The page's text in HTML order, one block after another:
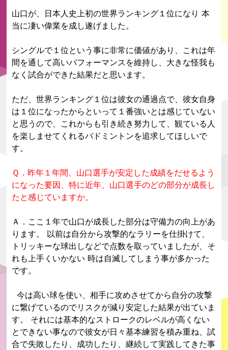
山口が、日本人史上初の世界ランキング１位になり 本
当に凄い偉業を成し遂げました。
シングルで１位という事に非常に価値があり、これは年
間を通して高いパフォーマンスを維持し、大きな怪我も
なく試合ができた結果だと思います。
ただ、世界ランキング１位は彼女の通過点で、彼女自身
は１位になったからといって１番強いとは感じていない
と思うので、これからも引き続き努力して、観ている人
を楽しませてくれるバドミントンを追求してほしいで
す。
Ｑ．昨年１年間、山口選手が安定した成績をだせるよう
になった要因、特に近年、山口選手のどの部分が成長し
たと感じていますか。
Ａ．ここ１年で山口が成長した部分は守備力の向上があ
ります。 以前は自分から攻撃的なラリーを仕掛けて、
トリッキーな球出しなどで点数を取っていましたが、そ
れも上手くいかない 時は自滅してしまう事が多かった
です。
今は高い球を使い、相手に攻めさせてから自分の攻撃
に繋げているのでリスクが減り安定した結果が出ていま
す。 それには基本的なストロークのレベルが高くない
とできない事なので彼女が日々基本練習を積み重ね、試
合で失敗したり、成功したり、継続して実践してきた事